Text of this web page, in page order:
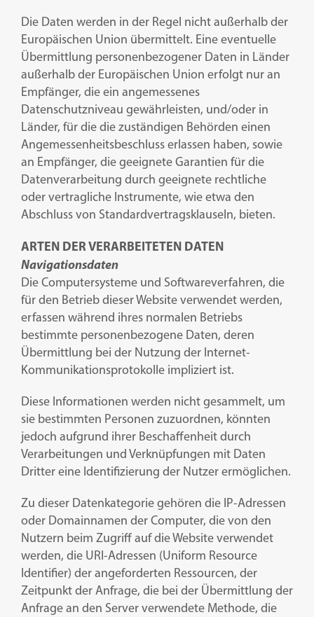
Die Daten werden in der Regel nicht außerhalb der
Europäischen Union übermittelt. Eine eventuelle
Übermittlung personenbezogener Daten in Länder
außerhalb der Europäischen Union erfolgt nur an
Empfänger, die ein angemessenes
Datenschutzniveau gewährleisten, und/oder in
Länder, für die die zuständigen Behörden einen
Angemessenheitsbeschluss erlassen haben, sowie
an Empfänger, die geeignete Garantien für die
Datenverarbeitung durch geeignete rechtliche
oder vertragliche Instrumente, wie etwa den
Abschluss von Standardvertragsklauseln, bieten.
ARTEN DER VERARBEITETEN DATEN
Navigationsdaten
Die Computersysteme und Softwareverfahren, die
für den Betrieb dieser Website verwendet werden,
erfassen während ihres normalen Betriebs
bestimmte personenbezogene Daten, deren
Übermittlung bei der Nutzung der Internet-
Kommunikationsprotokolle impliziert ist.
Diese Informationen werden nicht gesammelt, um
sie bestimmten Personen zuzuordnen, könnten
jedoch aufgrund ihrer Beschaffenheit durch
Verarbeitungen und Verknüpfungen mit Daten
Dritter eine Identifizierung der Nutzer ermöglichen.
Zu dieser Datenkategorie gehören die IP-Adressen
oder Domainnamen der Computer, die von den
Nutzern beim Zugriff auf die Website verwendet
werden, die URI-Adressen (Uniform Resource
Identifier) der angeforderten Ressourcen, der
Zeitpunkt der Anfrage, die bei der Übermittlung der
Anfrage an den Server verwendete Methode, die